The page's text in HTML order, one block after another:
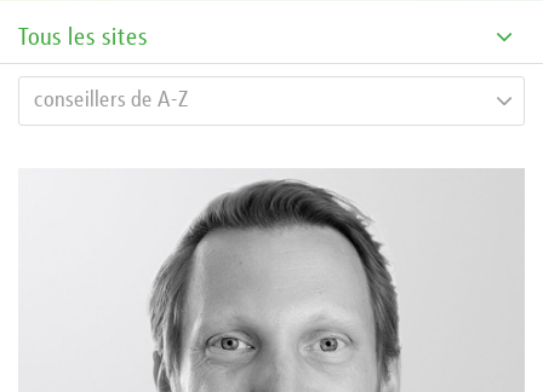
Tous les sites
conseillers de A-Z